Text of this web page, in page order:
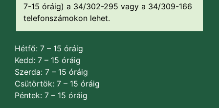
7-15 óráig) a 34/302-295 vagy a 34/309-166
telefonszámokon lehet.
Hétfő: 7 – 15 óráig
Kedd: 7 – 15 óráig
Szerda: 7 – 15 óráig
Csütörtök: 7 – 15 óráig
Péntek: 7 – 15 óráig